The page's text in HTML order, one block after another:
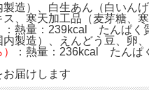
製造）、白生あん（白いん
、寒天加工品（麦芽糖、
：熱量：239kcal たんぱ
内製造）、えんどう豆、卵
：熱量：236kcal たん
お届けします